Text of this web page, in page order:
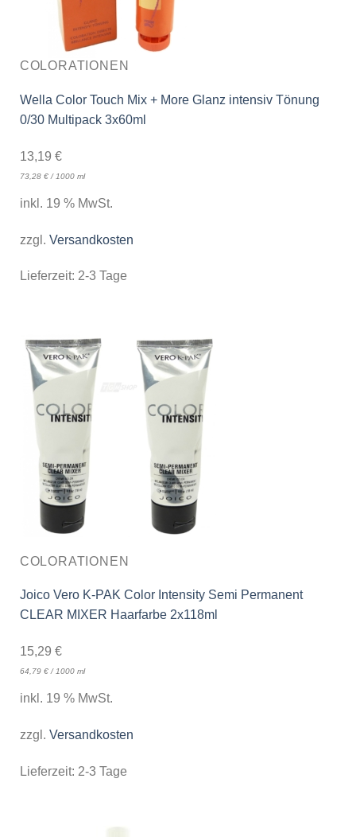
COLORATIONEN
Wella Color Touch Mix + More Glanz intensiv Tönung
0/30 Multipack 3x60ml
13,19 €
73,28 €/ 1000 ml
inkl. 19 % MwSt.
zzgl. Versandkosten
Lieferzeit: 2-3 Tage
COLORATIONEN
Joico Vero K-PAK Color Intensity Semi Permanent
CLEAR MIXER Haarfarbe 2x118ml
15,29 €
64,79 €/1000 ml
inkl. 19 % MwSt.
zzgl. Versandkosten
Lieferzeit: 2-3 Tage